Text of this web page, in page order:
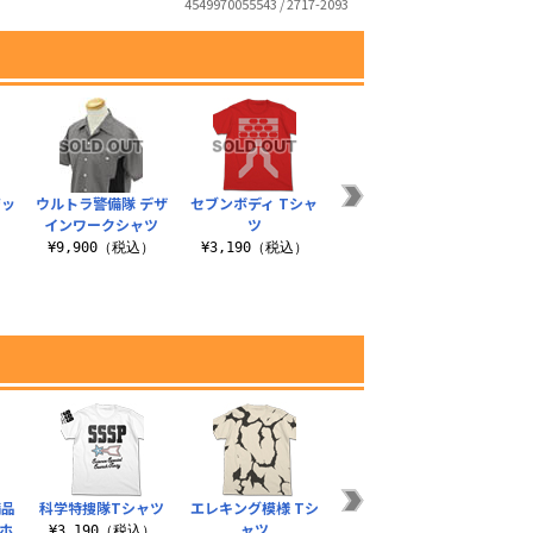
ウルトラ警備隊 デザ
インワークシャツ
¥9,900（税込）
セブンボディ Tシャ
ツ
¥3,190（税込）
ウルトラ警備隊 ライ
科学特捜隊Tシャツ
エレキング模様 Tシ
セブンガー フルカラ